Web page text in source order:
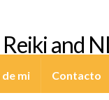
Reiki and
de mi Contacto